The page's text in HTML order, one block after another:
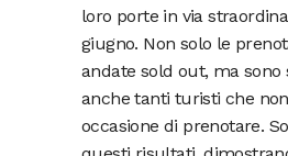
loro porte in via
giugno. Non solo le
andate sold out, ma sono
anche tanti turisti che
occasione di prenotare.